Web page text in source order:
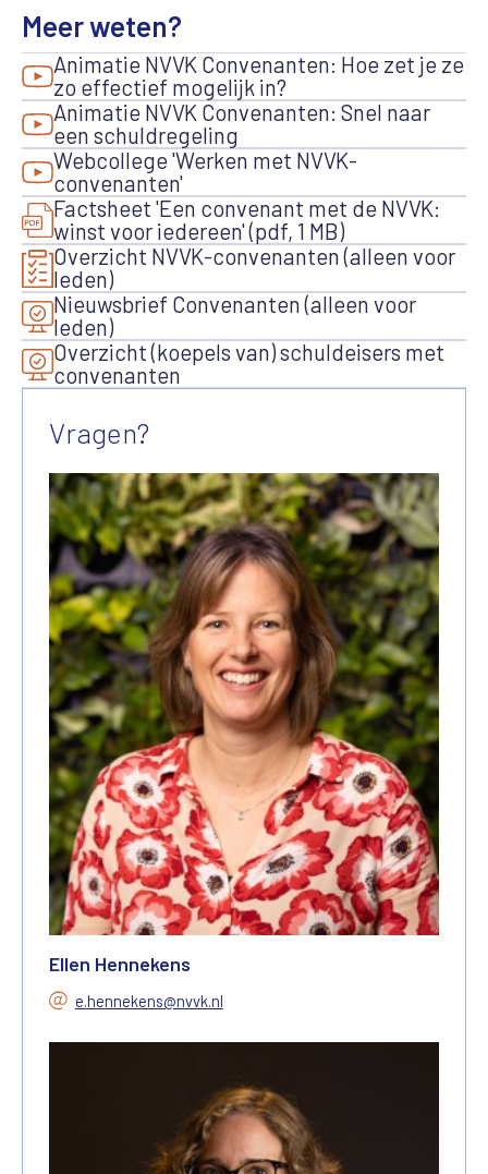
Meer weten?
Animatie NVVK Convenanten: Hoe zet je ze
zo effectief mogelijk in?
Animatie NVVK Convenanten: Snel naar
een schuldregeling
Webcollege 'Werken met NVVK-
convenanten'
Factsheet 'Een convenant met de NVVK:
winst voor iedereen' (pdf, 1 MB)
Overzicht NVVK-convenanten (alleen voor
leden)
Nieuwsbrief Convenanten (alleen voor
leden)
Overzicht (koepels van) schuldeisers met
convenanten
Vragen?
Ellen Hennekens
e.hennekens@nvvk.nl